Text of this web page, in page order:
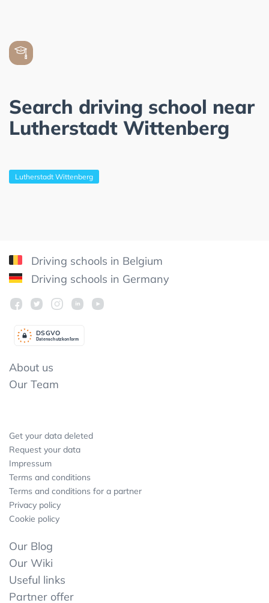
Search driving school near
Lutherstadt Wittenberg
Lutherstadt Wittenberg
Driving schools in Belgium
Driving schools in Germany
Datenschutzkonform
DSGVO
About us
Our Team
Get your data deleted
Request your data
Impressum
Terms and conditions
Terms and conditions for a partner
Privacy policy
Cookie policy
Our Blog
Our Wiki
Useful links
Partner offer